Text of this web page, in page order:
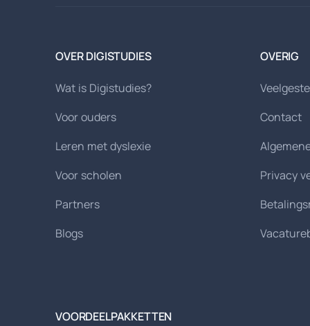
OVER DIGISTUDIES
Wat is Digistudies?
Voor ouders
Leren met dyslexie
Voor scholen
Partners
Blogs
OVERIG
Contact
Privacy
VOORDEELPAKKETTEN